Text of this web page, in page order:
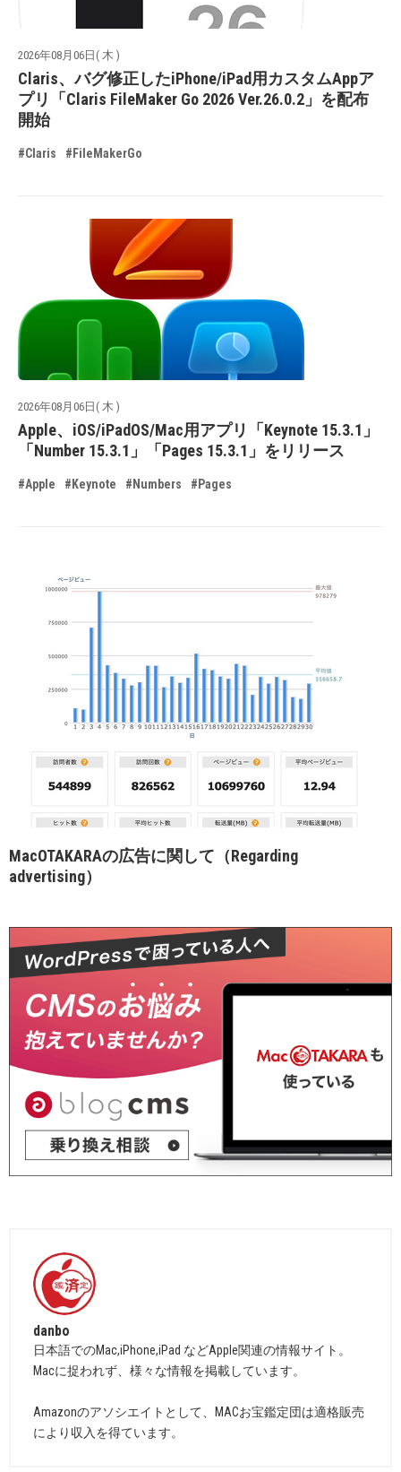
2026年08月06日( 木 )
Claris、バグ修正したiPhone/iPad用カスタムAppア
プリ「Claris FileMaker Go 2026 Ver.26.0.2」を配布
開始
#Claris #FileMakerGo
2026年08月06日( 木 )
Apple、iOS/iPadOS/Mac用アプリ「Keynote 15.3.1」
「Number 15.3.1」「Pages 15.3.1」をリリース
#Apple #Keynote #Numbers #Pages
MacOTAKARAの広告に関して（Regarding
advertising）
danbo
日本語でのMac,iPhone,iPad などApple関連の情報サイト。
Macに捉われず、様々な情報を掲載しています。
Amazonのアソシエイトとして、MACお宝鑑定団は適格販売
により収入を得ています。